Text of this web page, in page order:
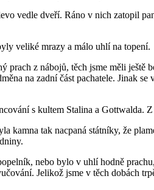
vedle dveří. Ráno v nich zatopil
veliké mrazy a málo uhlí na topení.
prach z nábojů, těch jsme měli
na zadní část pachatele. Jinak
s kultem Stalina a Gottwalda.
kamna tak nacpaná státníky, že
nebo bylo v uhlí hodně
Jelikož jsme v těch dobách